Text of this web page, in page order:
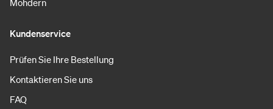
Kundenservice
Prüfen Sie Ihre Bestellung
Kontaktieren Sie uns
FAQ